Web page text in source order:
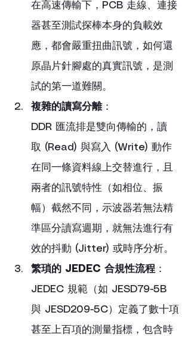
在高速傳輸下，PCB 走線、連接
器甚至測試探棒本身的負載效
應，都會嚴重扭曲訊號，如何還
原晶片針腳處的真實訊號，是測
試的第一道難關。
複雜的讀寫分離：
DDR 匯流排是雙向傳輸的，讀
取 (Read) 與寫入 (Write) 動作
在同一條資料線上交替進行，且
兩者的訊號特性（如相位、振
幅）截然不同，示波器若無法精
準區分讀寫週期，就無法進行有
效的抖動 (Jitter) 或時序分析。
繁瑣的 JEDEC 合規性流程 ：
JEDEC 規範（如 JESD79-5B
與 JESD209-5C）定義了數十項
甚至上百項的測量指標，包含時